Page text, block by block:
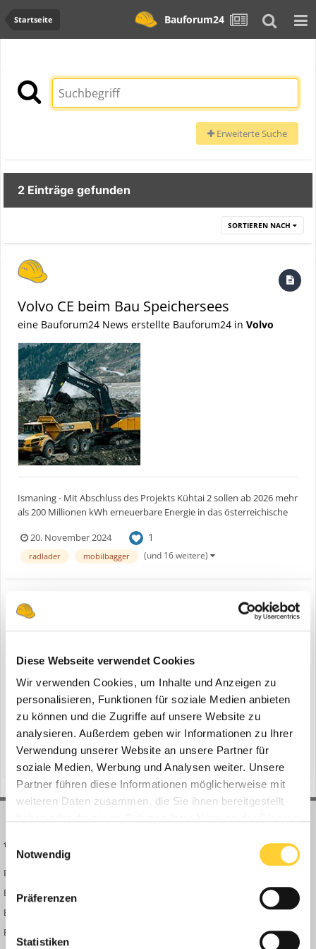
Diese Webseite verwendet Cookies
Wir verwenden Cookies, um Inhalte und Anzeigen zu
personalisieren, Funktionen für soziale Medien anbieten
zu können und die Zugriffe auf unsere Website zu
analysieren. Außerdem geben wir Informationen zu Ihrer
Verwendung unserer Website an unsere Partner für
soziale Medien, Werbung und Analysen weiter. Unsere
Partner führen diese Informationen möglicherweise mit
weiteren Daten zusammen, die Sie ihnen bereitgestellt
Einwilligungsauswahl
Notwendig
Präferenzen
Statistiken
Startseite Bauforum24
Erweiterte Suche
2 Einträge gefunden
SORTIEREN NACH
Volvo CE beim Bau Speichersees
eine Bauforum24 News erstellte Bauforum24 in Volvo
Ismaning - Mit Abschluss des Projekts Kühtai 2 sollen ab 2026 mehr
als 200 Millionen kWh erneuerbare Energie in das österreichische
Mammutaufgabe einen enormen Beitrag. Bauforum24 Artikel
(08.11.2024): Neue Volvo High-Reach-Bagger...
20. November 2024 1
radlader mobilbagger (und 16 weitere)
ein Thema erstellte Bauforum24 inNews aus der
Ismaning - Mit Abschluss des Projekts Kühtai 2 sollen ab 2026 mehr
als 200 Millionen kWh erneuerbare Energie in das österreichische
Stromnetz fließen. Volvo-Baumaschinen leisten bei der
Mammutaufgabe einen enormen Beitrag. Bauforum24 Artikel
(08.11.2024): Neue Volvo High-Reach-Bagger...
20. November 2024
radlader mobilbagger (und 16 weitere)
Bauforum24 News
Bauforum24 TV
BF24 Mediathek
BF24 Fotostrecken